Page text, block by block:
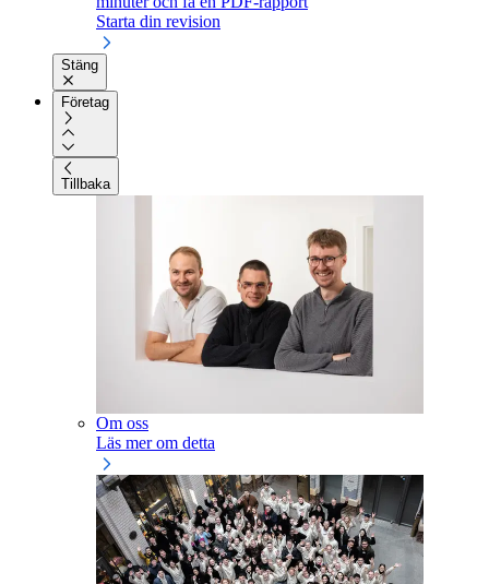
Starta din revision
Stäng
Företag
Tillbaka
Om oss
Läs mer om detta